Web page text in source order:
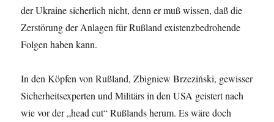
der Ukraine sicherlich nicht, denn er muß wissen, daß die
Zerstörung der Anlagen für Rußland existenzbedrohende
Folgen haben kann.
In den Köpfen von Rußland, Zbigniew Brzeziński, gewisser
Sicherheitsexperten und Militärs in den USA geistert nach
wie vor der „head cut“ Rußlands herum. Es wäre doch